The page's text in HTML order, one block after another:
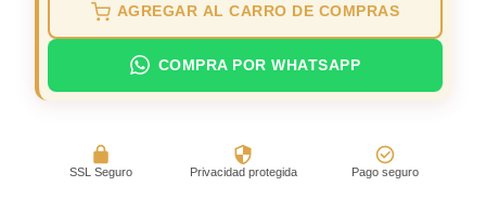
AGREGAR AL CARRO DE COMPRAS
COMPRA POR WHATSAPP
SSL Seguro Privacidad protegida Pago seguro